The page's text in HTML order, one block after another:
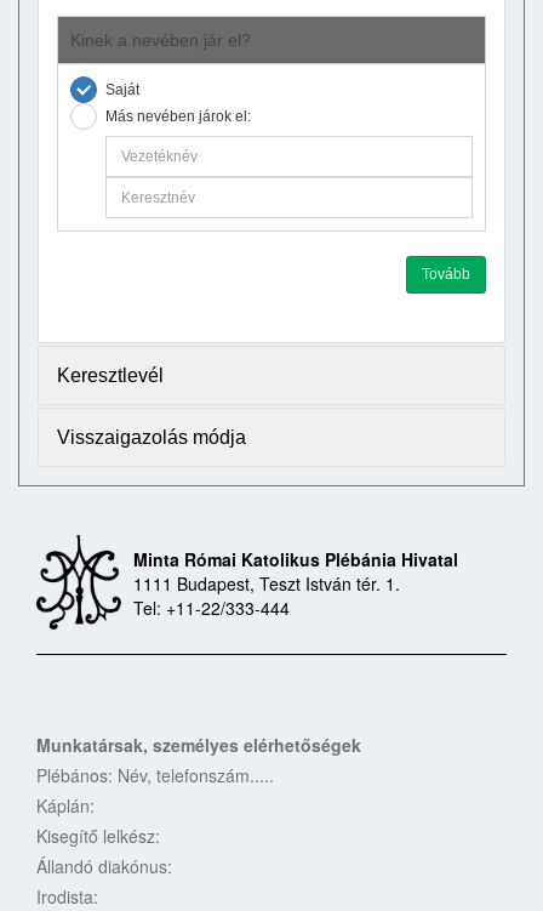
Kinek a nevében jár el?
Saját
Más nevében járok el:
Tovább
Keresztlevél
Visszaigazolás módja
Minta Római Katolikus Plébánia Hivatal
1111 Budapest, Teszt István tér. 1.
Tel: +11-22/333-444
Munkatársak, személyes elérhetőségek
Plébános: Név, telefonszám.....
Káplán:
Kisegítő lelkész:
Állandó diakónus:
Irodista: